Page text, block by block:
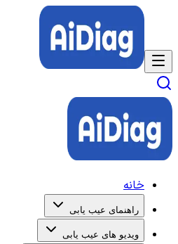
خانه
راهنمای عیب یابی
ویدیو های عیب یابی